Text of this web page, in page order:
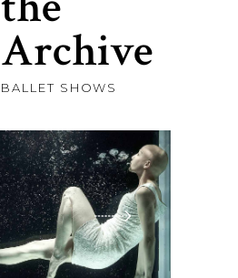
Archive
BALLET SHOWS